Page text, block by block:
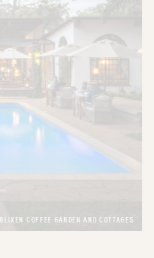
COFFEE GARDEN AND COTTAGES